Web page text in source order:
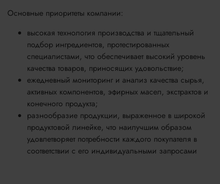
Основные приоритеты компании:
высокая технология производства и тщательный
подбор ингредиентов, протестированных
специалистами, что обеспечивает высокий уровень
качества товаров, приносящих удовольствие;
ежедневный мониторинг и анализ качества сырья,
активных компонентов, эфирных масел, экстрактов и
конечного продукта;
разнообразие продукции, выраженное в широкой
продуктовой линейке, что наилучшим образом
удовлетворяет потребности каждого покупателя в
соответствии с его индивидуальными запросами